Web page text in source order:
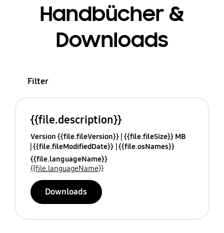
Handbücher &
Downloads
Filter
{{file.description}}
Version {{file.fileVersion}} {{file.fileSize}} MB
{{file.fileModifiedDate}} {{file.osNames}}
{{file.languageName}}
{{file.languageName}}
Downloads